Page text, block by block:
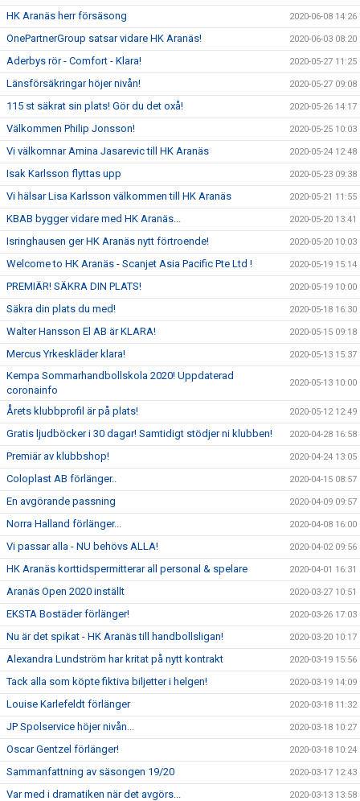
HK Aranäs herr försäsong 2020-06-08 14:26
OnePartnerGroup satsar vidare HK Aranäs! 2020-06-03 08:20
Aderbys rör - Comfort - Klara! 2020-05-27 11:25
Länsförsäkringar höjer nivån! 2020-05-27 09:08
115 st säkrat sin plats! Gör du det oxå! 2020-05-26 14:17
Välkommen Philip Jonsson! 2020-05-25 10:03
Vi välkomnar Amina Jasarevic till HK Aranäs 2020-05-24 12:48
Isak Karlsson flyttas upp 2020-05-23 09:38
Vi hälsar Lisa Karlsson välkommen till HK Aranäs 2020-05-21 11:55
KBAB bygger vidare med HK Aranäs... 2020-05-20 13:41
Isringhausen ger HK Aranäs nytt förtroende! 2020-05-20 10:03
Welcome to HK Aranäs - Scanjet Asia Pacific Pte Ltd ! 2020-05-19 15:14
PREMIÄR! SÄKRA DIN PLATS! 2020-05-19 10:00
Säkra din plats du med! 2020-05-18 16:30
Walter Hansson El AB är KLARA! 2020-05-15 09:18
Mercus Yrkeskläder klara! 2020-05-13 15:37
Kempa Sommarhandbollskola 2020! Uppdaterad
coronainfo
2020-05-13 10:00
Årets klubbprofil är på plats! 2020-05-12 12:49
Gratis ljudböcker i 30 dagar! Samtidigt stödjer ni klubben! 2020-04-28 16:58
Premiär av klubbshop! 2020-04-24 13:05
Coloplast AB förlänger.. 2020-04-15 08:57
En avgörande passning 2020-04-09 09:57
Norra Halland förlänger... 2020-04-08 16:00
Vi passar alla - NU behövs ALLA! 2020-04-02 09:56
HK Aranäs korttidspermitterar all personal & spelare 2020-04-01 16:31
Aranäs Open 2020 inställt 2020-03-27 10:51
EKSTA Bostäder förlänger! 2020-03-26 17:03
Nu är det spikat - HK Aranäs till handbollsligan! 2020-03-20 10:17
Alexandra Lundström har kritat på nytt kontrakt 2020-03-19 15:56
Tack alla som köpte fiktiva biljetter i helgen! 2020-03-19 14:09
Louise Karlefeldt förlänger 2020-03-18 11:32
JP Spolservice höjer nivån... 2020-03-18 10:27
Oscar Gentzel förlänger! 2020-03-18 10:24
Sammanfattning av säsongen 19/20 2020-03-17 12:43
Var med i dramatiken när det avgörs... 2020-03-13 13:58